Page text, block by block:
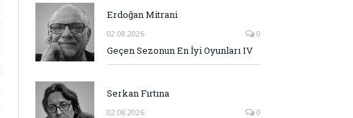
Erdoğan Mitrani
02.08.2026 0
Geçen Sezonun En İyi Oyunları IV
Serkan Fırtına
02.08.2026 0